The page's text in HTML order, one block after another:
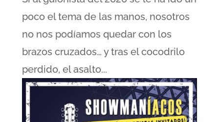
poco el tema de las manos, nosotros
no nos podíamos quedar con los
brazos cruzados… y tras el cocodrilo
perdido, el asalto...